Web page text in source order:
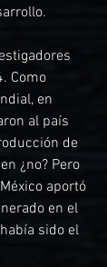
Como
en
al país
de
¿no? Pero
aportó
en el
sido el